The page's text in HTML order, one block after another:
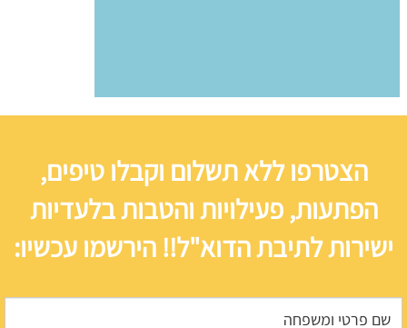
הצטרפו ללא תשלום וקבלו טיפים,
הפתעות, פעילויות והטבות בלעדיות
ישירות לתיבת הדוא"ל!! הירשמו עכשיו: